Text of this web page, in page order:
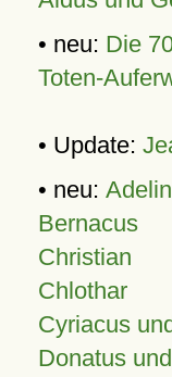
• neu: Die
Toten-
• Update:
• neu:
Bernacus
Christian
Chlothar
Cyriacus
Donatus